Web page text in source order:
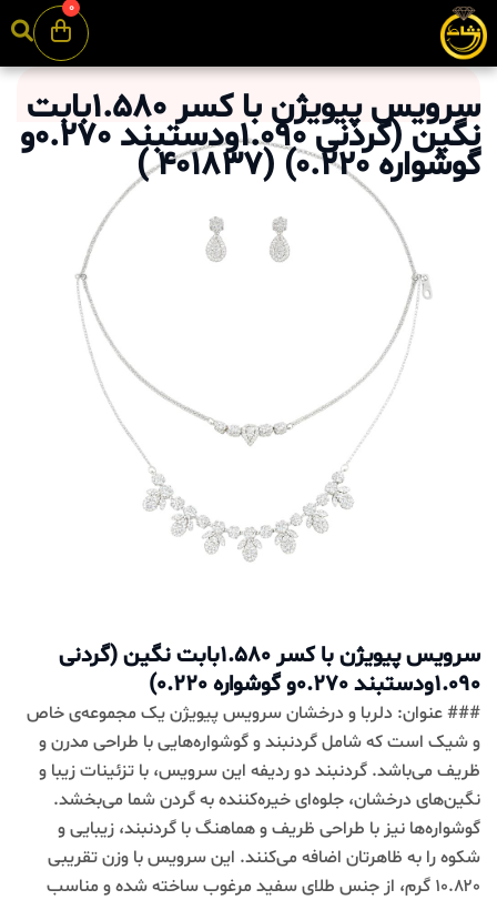
سرویس پیویژن با کسر 1.580بابت
نگین (گردنی 1.090ودستبند 0.270و
گوشواره 0.220) (
401837
)
سرویس پیویژن با کسر 1.580بابت نگین (گردنی
1.090ودستبند 0.270و گوشواره 0.220)
### عنوان: دلربا و درخشان سرویس پیویژن یک مجموعه‌ی خاص
و شیک است که شامل گردنبند و گوشواره‌هایی با طراحی مدرن و
ظریف می‌باشد. گردنبند دو ردیفه این سرویس، با تزئینات زیبا و
نگین‌های درخشان، جلوه‌ای خیره‌کننده به گردن شما می‌بخشد.
گوشواره‌ها نیز با طراحی ظریف و هماهنگ با گردنبند، زیبایی و
شکوه را به ظاهرتان اضافه می‌کنند. این سرویس با وزن تقریبی
۱۰.۸۲۰ گرم، از جنس طلای سفید مرغوب ساخته شده و مناسب